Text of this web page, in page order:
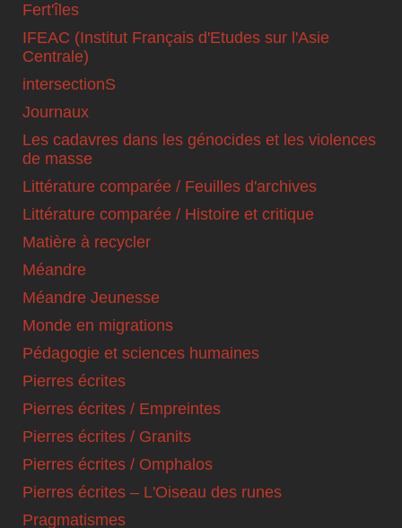
Fert'îles
IFEAC (Institut Français d'Etudes sur l'Asie
Centrale)
intersectionS
Journaux
Les cadavres dans les génocides et les violences
de masse
Littérature comparée / Feuilles d'archives
Littérature comparée / Histoire et critique
Matière à recycler
Méandre
Méandre Jeunesse
Monde en migrations
Pédagogie et sciences humaines
Pierres écrites
Pierres écrites / Empreintes
Pierres écrites / Granits
Pierres écrites / Omphalos
Pierres écrites – L'Oiseau des runes
Pragmatismes